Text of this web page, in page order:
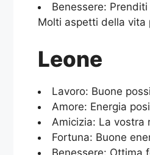
Benessere:
Molti aspetti della vita
Leone
Lavoro: Buone
Amore: Energia
Amicizia: La vostra
Fortuna: Buone
Benessere: Ottima